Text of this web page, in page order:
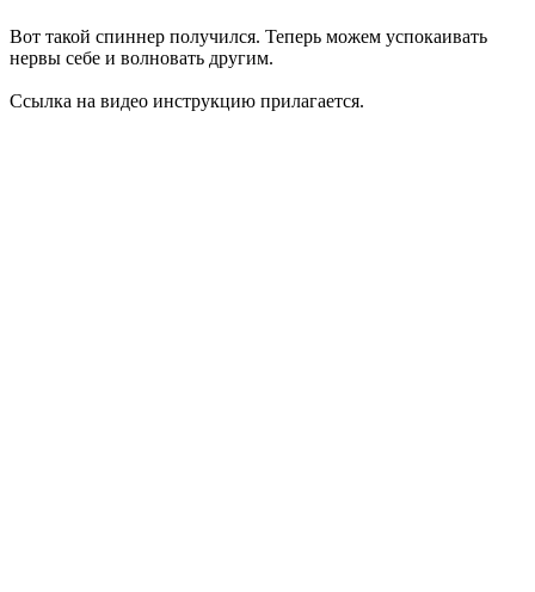
Вот такой спиннер получился. Теперь можем успокаивать
нервы себе и волновать другим.
Ссылка на видео инструкцию прилагается.